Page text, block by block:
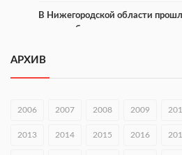
В Нижегородской области
оперштаба
В Чкаловске спустили на воду
пожарного
АРХИВ
2006 2007 2008 2009
2013 2014 2015 2016